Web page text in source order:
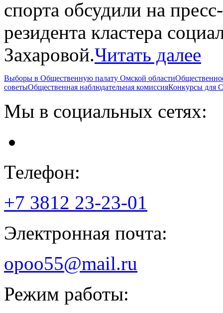
спорта обсудили на
резидента кластера
Захаровой.Читать далее
Выборы в Общественную палату Омской области
советыОбщественная наблюдательная комиссияКонкурсы
Мы в социальных сетях:
Телефон:
+7 3812 23-23-01
Электронная почта:
opoo55@mail.ru
Режим работы: